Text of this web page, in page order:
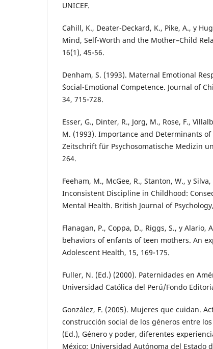
UNICEF.
Cahill, K., Deater-Deckard, K., Pike, A., y
Mind, Self-Worth and the Mother–Child
16(1), 45-56.
Denham, S. (1993). Maternal Emotional
´Social-Emotional Competence. Journal of
34, 715-728.
Esser, G., Dinter, R., Jorg, M., Rose, F.,
M. (1993). Importance and Determinants
Zeitschrift für Psychosomatische Medizin
264.
Feeham, M., McGee, R., Stanton, W., y
Inconsistent Discipline in Childhood:
Mental Health. British Journal of
Flanagan, P., Coppa, D., Riggs, S., y Alario,
behaviors of enfants of teen mothers. An
Adolescent Health, 15, 169-175.
Fuller, N. (Ed.) (2000). Paternidades en
Universidad Católica del Perú/Fondo
González, F. (2005). Mujeres que cuidan.
construcción social de los géneros entre
(Ed.), Género y poder, diferentes
México: Universidad Autónoma del Estado